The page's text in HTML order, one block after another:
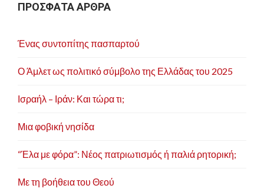
θ
ω
ν
ΠΡΟΣΦΑΤΑ ΑΡΘΡΑ
Ένας συντοπίτης πασπαρτού
Ο Άμλετ ως πολιτικό σύμβολο της Ελλάδας του 2025
Ισραήλ – Ιράν: Και τώρα τι;
Μια φοβική νησίδα
“Έλα με φόρα”: Νέος πατριωτισμός ή παλιά ρητορική;
Με τη βοήθεια του Θεού